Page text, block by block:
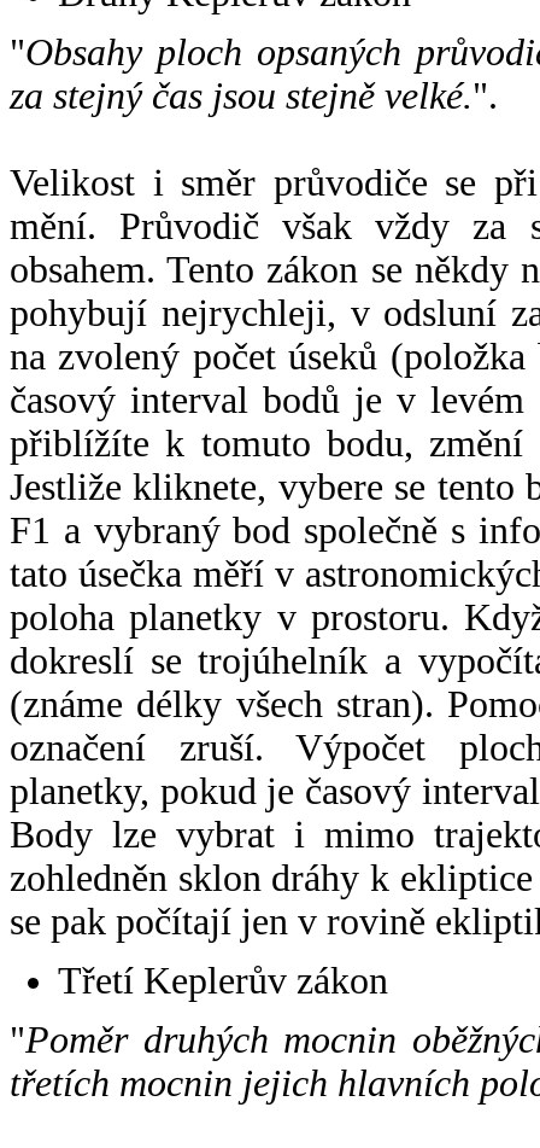
"Obsahy ploch opsaných
za stejný čas jsou stejně velké.".
Velikost i směr průvodiče se
mění. Průvodič však vždy za
obsahem. Tento zákon se někdy
pohybují nejrychleji, v odsluní
na zvolený počet úseků
časový interval bodů je v
přiblížíte k tomuto bodu,
Jestliže kliknete, vybere se tento
F1 a vybraný bod společně s
tato úsečka měří v
poloha planetky v prostoru.
dokreslí se trojúhelník a
(známe délky všech stran).
označení zruší. Výpočet
planetky, pokud je časový
Body lze vybrat i mimo
zohledněn sklon dráhy k
se pak počítají jen v rovině
Třetí Keplerův zákon
"Poměr druhých mocnin
třetích mocnin jejich hlavních